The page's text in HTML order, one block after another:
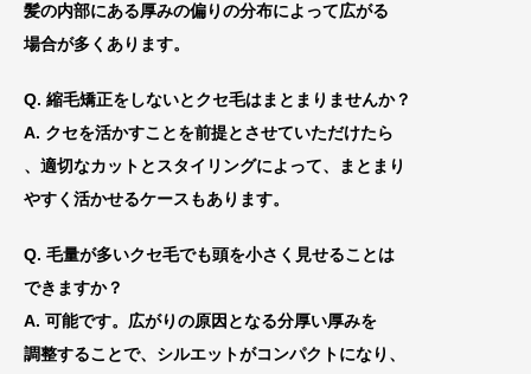
髪の内部にある厚みの偏りの分布によって広がる
場合が多くあります。
Q. 縮毛矯正をしないとクセ毛はまとまりませんか？
A. クセを活かすことを前提とさせていただけたら
、適切なカットとスタイリ ングによって、まとまり
やすく活かせるケースもあります。
Q. 毛量が多いクセ毛でも頭を小さく見せることは
できますか？
A. 可能です。広がりの原因となる分厚い厚みを
調整することで、シルエットがコンパクトになり、